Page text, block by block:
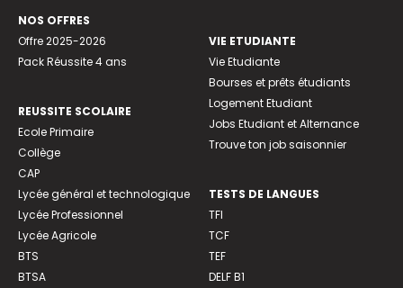
NOS OFFRES
Offre 2025-2026
Pack Réussite 4 ans
REUSSITE SCOLAIRE
Ecole Primaire
Collège
CAP
Lycée général et technologique
Lycée Professionnel
Lycée Agricole
BTS
BTSA
VIE ETUDIANTE
Vie Etudiante
Bourses et prêts étudiants
Logement Etudiant
Jobs Etudiant et Alternance
Trouve ton job saisonnier
TESTS DE LANGUES
TFI
TCF
TEF
DELF B1